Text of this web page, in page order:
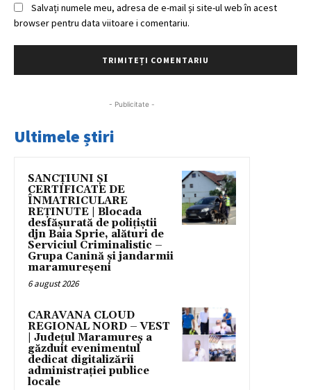
Salvați numele meu, adresa de e-mail și site-ul web în acest
browser pentru data viitoare i comentariu.
- Publicitate -
Ultimele știri
SANCȚIUNI ȘI
CERTIFICATE DE
ÎNMATRICULARE
REȚINUTE | Blocada
desfășurată de polițiștii
djn Baia Sprie, alături de
Serviciul Criminalistic –
Grupa Canină și jandarmii
maramureșeni
6 august 2026
CARAVANA CLOUD
REGIONAL NORD – VEST
| Județul Maramureș a
găzduit evenimentul
dedicat digitalizării
administrației publice
locale